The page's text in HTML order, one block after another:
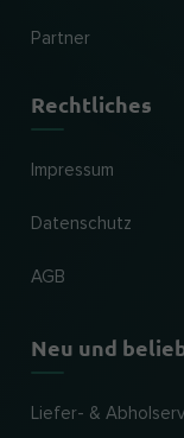
Partner
Rechtliches
Impressum
Datenschutz
AGB
Neu und
Liefer- &